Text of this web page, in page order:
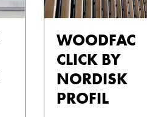
WOODFAC
CLICK BY
NORDISK
PROFIL